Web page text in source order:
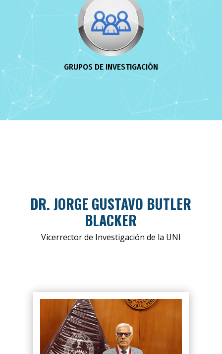
GRUPOS DE INVESTIGACIÓN
DR. JORGE GUSTAVO BUTLER
BLACKER
Vicerrector de Investigación de la UNI